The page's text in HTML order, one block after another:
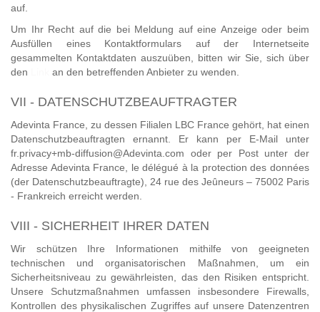
auf.
Um Ihr Recht auf die bei Meldung auf eine Anzeige oder beim
Ausfüllen eines Kontaktformulars auf der Internetseite
gesammelten Kontaktdaten auszuüben, bitten wir Sie, sich über
den
an den betreffenden Anbieter zu wenden.
VII - DATENSCHUTZBEAUFTRAGTER
Adevinta France, zu dessen Filialen LBC France gehört, hat einen
Datenschutzbeauftragten ernannt. Er kann per E-Mail unter
fr.privacy+mb-diffusion@Adevinta.com oder per Post unter der
Adresse Adevinta France, le délégué à la protection des données
(der Datenschutzbeauftragte), 24 rue des Jeûneurs – 75002 Paris
- Frankreich erreicht werden.
VIII - SICHERHEIT IHRER DATEN
Wir schützen Ihre Informationen mithilfe von geeigneten
technischen und organisatorischen Maßnahmen, um ein
Sicherheitsniveau zu gewährleisten, das den Risiken entspricht.
Unsere Schutzmaßnahmen umfassen insbesondere Firewalls,
Kontrollen des physikalischen Zugriffes auf unsere Datenzentren